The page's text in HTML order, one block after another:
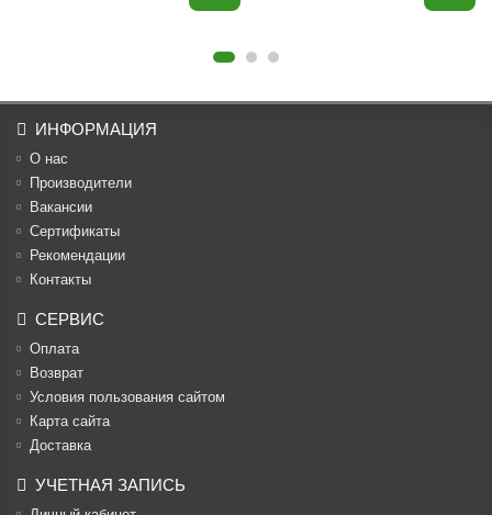
ИНФОРМАЦИЯ
О нас
Производители
Вакансии
Cертификаты
Рекомендации
Контакты
СЕРВИС
Оплата
Возврат
Условия пользования сайтом
Карта сайта
Доставка
УЧЕТНАЯ ЗАПИСЬ